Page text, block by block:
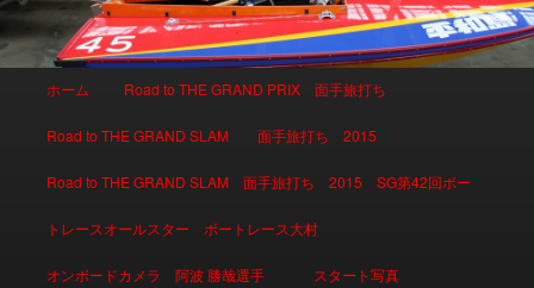
メインコンテンツへ移動
サブコンテンツへ移動
ホーム Road to THE GRAND PRIX 面手旅打ち
Road to THE GRAND SLAM 面手旅打ち 2015
Road to THE GRAND SLAM 面手旅打ち 2015 SG第42回ボー
トレースオールスター ボートレース大村
オンボードカメラ 阿波 勝哉選手 スタート写真